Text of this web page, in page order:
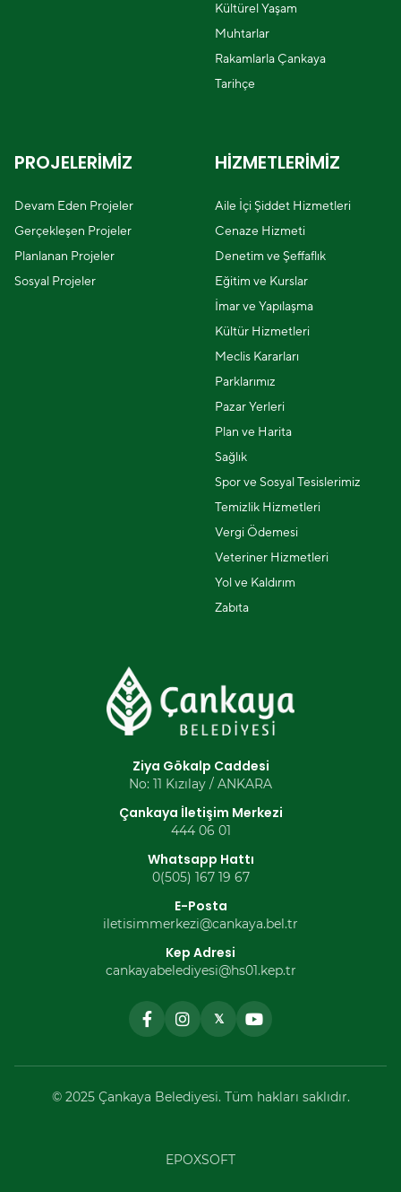
Kültürel Yaşam
Muhtarlar
Rakamlarla Çankaya
Tarihçe
PROJELERİMİZ
Devam Eden Projeler
Gerçekleşen Projeler
Planlanan Projeler
Sosyal Projeler
HİZMETLERİMİZ
Aile İçi Şiddet Hizmetleri
Cenaze Hizmeti
Denetim ve Şeffaflık
Eğitim ve Kurslar
İmar ve Yapılaşma
Kültür Hizmetleri
Meclis Kararları
Parklarımız
Pazar Yerleri
Plan ve Harita
Sağlık
Spor ve Sosyal Tesislerimiz
Temizlik Hizmetleri
Vergi Ödemesi
Veteriner Hizmetleri
Yol ve Kaldırım
Zabıta
Ziya Gökalp Caddesi
No: 11 Kızılay / ANKARA
Çankaya İletişim Merkezi
444 06 01
Whatsapp Hattı
0(505) 167 19 67
E-Posta
iletisimmerkezi@cankaya.bel.tr
Kep Adresi
cankayabelediyesi@hs01.kep.tr
𝕏
© 2025 Çankaya Belediyesi. Tüm hakları saklıdır.
EPOXSOFT